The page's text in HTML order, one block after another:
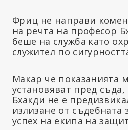
Фриц не направи
на речта на професор
беше на служба като
служител по
Макар че показанията
установяват пред
Бхакди не е
излизане от
успех на екипа на